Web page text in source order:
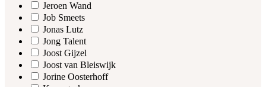
Jeroen Wand
Job Smeets
Jonas Lutz
Jong Talent
Joost Gijzel
Joost van Bleiswijk
Jorine Oosterhoff